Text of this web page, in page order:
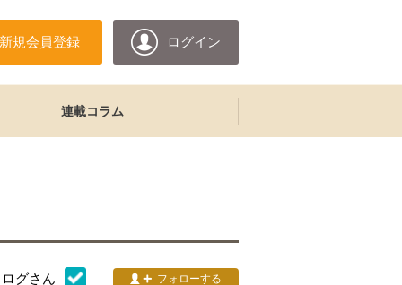
新規会員登録 ログイン
連載コラム
グさん フォローする